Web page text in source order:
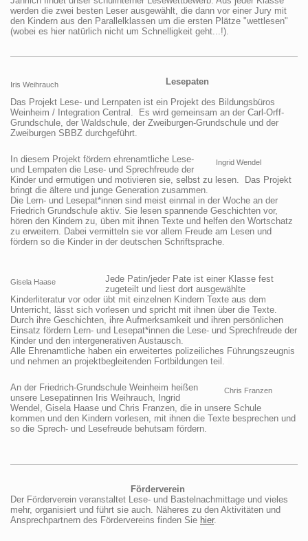
werden die zwei besten Leser ausgewählt, die dann vor einer Jury mit
den Kindern aus den Parallelklassen um die ersten Plätze "wettlesen"
(wobei es hier natürlich nicht um Schnelligkeit geht...!).
Iris Weihrauch
Lesepaten
Das Projekt Lese- und Lernpaten ist ein Projekt des Bildungsbüros
Weinheim / Integration Central. Es wird gemeinsam an der Carl-Orff-
Grundschule, der Waldschule, der Zweiburgen-Grundschule und der
Zweiburgen SBBZ durchgeführt.
Ingrid Wendel
In diesem Projekt fördern ehrenamtliche Lese-
und Lernpaten die Lese- und Sprechfreude der
Kinder und ermutigen und motivieren sie, selbst zu lesen. Das Projekt
bringt die ältere und junge Generation zusammen.
Die Lern- und Lesepat*innen sind meist einmal in der Woche an der
Friedrich Grundschule aktiv. Sie lesen spannende Geschichten vor,
hören den Kindern zu, üben mit ihnen Texte und helfen den Wortschatz
zu erweitern. Dabei vermitteln sie vor allem Freude am Lesen und
fördern so die Kinder in der deutschen Schriftsprache
Gisela Haase
Jede Patin/jeder Pate ist einer Klasse fest
zugeteilt und liest dort ausgewählte
Kinderliteratur vor oder übt mit einzelnen Kindern Texte aus dem
Unterricht, lässt sich vorlesen und spricht mit ihnen über die Texte.
Durch ihre Geschichten, ihre Aufmerksamkeit und ihren persönlichen
Einsatz fördern Lern- und Lesepat*innen die Lese- und Sprechfreude der
Kinder und den intergenerativen Austausch.
Alle Ehrenamtliche haben ein erweitertes polizeiliches Führungszeugnis
und nehmen an projektbegleitenden Fortbildungen teil.
Chris Franzen
An der Friedrich-Grundschule Weinheim heißen
unsere Lesepatinnen Iris Weihrauch, Ingrid
Wendel, Gisela Haase und Chris Franzen, die in unsere Schule
kommen und den Kindern vorlesen, mit ihnen die Texte besprechen und
so die Sprech- und Lesefreude behutsam fördern.
Förderverein
Der Förderverein veranstaltet Lese- und Bastelnachmittage und vieles
mehr, organisiert und führt sie auch. Näheres zu den Aktivitäten und
Ansprechpartnern des Fördervereins finden Sie hier.